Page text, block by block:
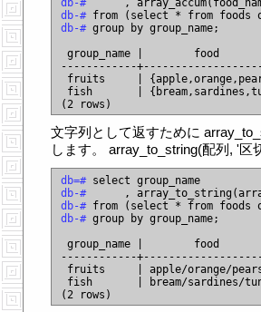
db-#
db-#
db-# group by group_name;
group_name |        food
------------
fruits     |
fish       |
文字列として返すために
します。 array_to_string(配列, '区
db=#
db-#
db-#
db-# group by group_name;
group_name |        food
------------
fruits     | apple/orange/
fish       | bream/sardines/